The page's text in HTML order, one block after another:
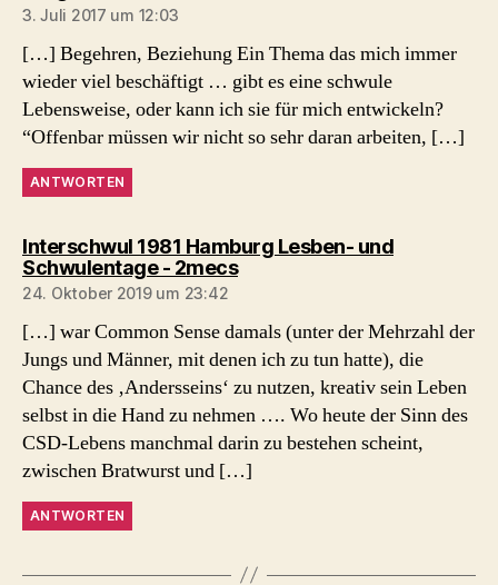
3. Juli 2017 um 12:03
[…] Begehren, Beziehung Ein Thema das mich immer
wieder viel beschäftigt … gibt es eine schwule
Lebensweise, oder kann ich sie für mich entwickeln?
“Offenbar müssen wir nicht so sehr daran arbeiten, […]
ANTWORTEN
Interschwul 1981 Hamburg Lesben- und
Schwulentage - 2mecssagt:
24. Oktober 2019 um 23:42
[…] war Common Sense damals (unter der Mehrzahl der
Jungs und Männer, mit denen ich zu tun hatte), die
Chance des ‚Andersseins‘ zu nutzen, kreativ sein Leben
selbst in die Hand zu nehmen …. Wo heute der Sinn des
CSD-Lebens manchmal darin zu bestehen scheint,
zwischen Bratwurst und […]
ANTWORTEN